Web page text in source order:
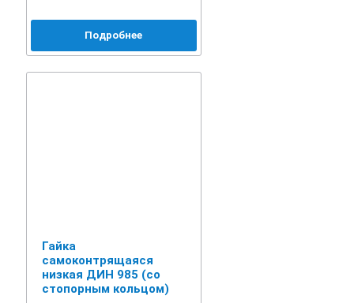
Подробнее
Гайка
самоконтрящаяся
низкая ДИН 985 (со
стопорным кольцом)